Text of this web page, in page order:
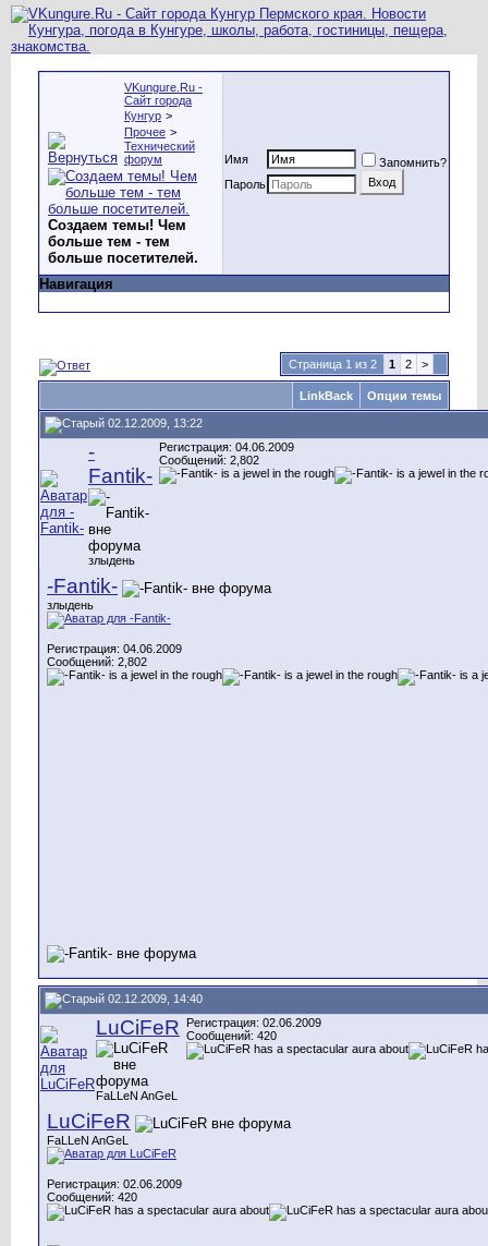
VKungure.Ru -
Сайт города
Кунгур >
Прочее >
Технический
форум
Создаем темы! Чем
больше тем - тем
больше посетителей.
Имя
Запомнить?
Пароль
Навигация
Страница 1 из 2 1 2 >
LinkBack Опции темы
02.12.2009, 13:22
-
Fantik-
злыдень
Регистрация: 04.06.2009
Сообщений: 2,802
-Fantik-
злыдень
Регистрация: 04.06.2009
Сообщений: 2,802
02.12.2009, 14:40
LuCiFeR
FaLLeN AnGeL
Регистрация: 02.06.2009
Сообщений: 420
LuCiFeR
FaLLeN AnGeL
Регистрация: 02.06.2009
Сообщений: 420